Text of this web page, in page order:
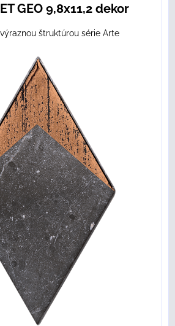
GEO 9,8x11,2 dekor
štruktúrou série Arte